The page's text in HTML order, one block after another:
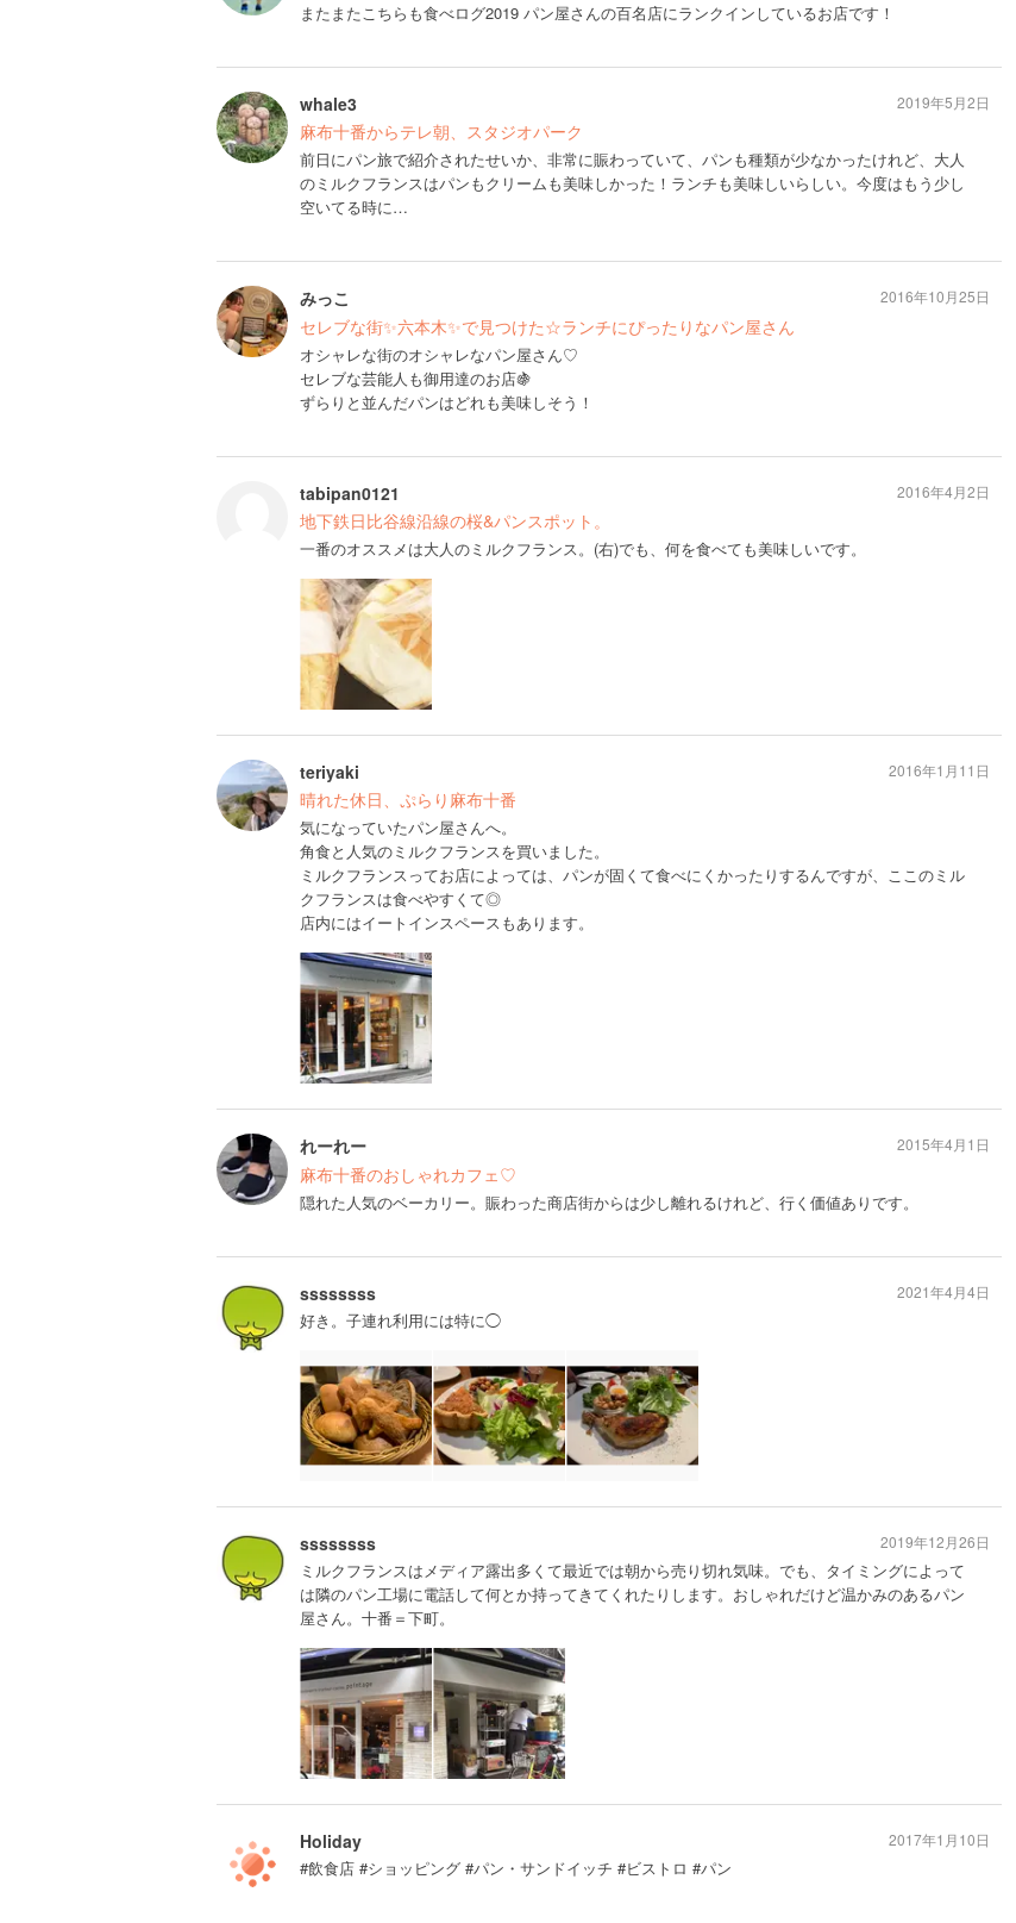
またまたこちらも食べログ2019 パン屋さんの百名店にランクインしているお店です！
whale3
麻布十番からテレ朝、スタジオパーク
前日にパン旅で紹介されたせいか、非常に賑わっていて、パンも種類が少なかったけれど、大人
のミルクフランスはパンもクリームも美味しかった！ランチも美味しいらしい。今度はもう少し
空いてる時に…
2019年5月2日
みっこ
セレブな街✨六本木✨で見つけた☆ランチにぴったりなパン屋さん
オシャレな街のオシャレなパン屋さん♡
セレブな芸能人も御用達のお店🍇
ずらりと並んだパンはどれも美味しそう！
2016年10月25日
tabipan0121
地下鉄日比谷線沿線の桜&パンスポット。
一番のオススメは大人のミルクフランス。(右)でも、何を食べても美味しいです。
2016年4月2日
teriyaki
晴れた休日、ぷらり麻布十番
気になっていたパン屋さんへ。
角食と人気のミルクフランスを買いました。
ミルクフランスってお店によっては、パンが固くて食べにくかったりするんですが、ここのミル
クフランスは食べやすくて◎
店内にはイートインスペースもあります。
2016年1月11日
れーれー
麻布十番のおしゃれカフェ♡
隠れた人気のベーカリー。賑わった商店街からは少し離れるけれど、行く価値ありです。
2015年4月1日
ssssssss
好き。子連れ利用には特に◯
2021年4月4日
ssssssss
ミルクフランスはメディア露出多くて最近では朝から売り切れ気味。でも、タイミングによって
は隣のパン工場に電話して何とか持ってきてくれたりします。おしゃれだけど温かみのあるパン
屋さん。十番＝下町。
2019年12月26日
Holiday
#飲食店 #ショッピング #パン・サンドイッチ #ビストロ #パン
2017年1月10日